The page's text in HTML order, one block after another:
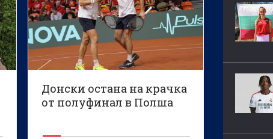
Донски остана на крачка
от полуфинал в Полша